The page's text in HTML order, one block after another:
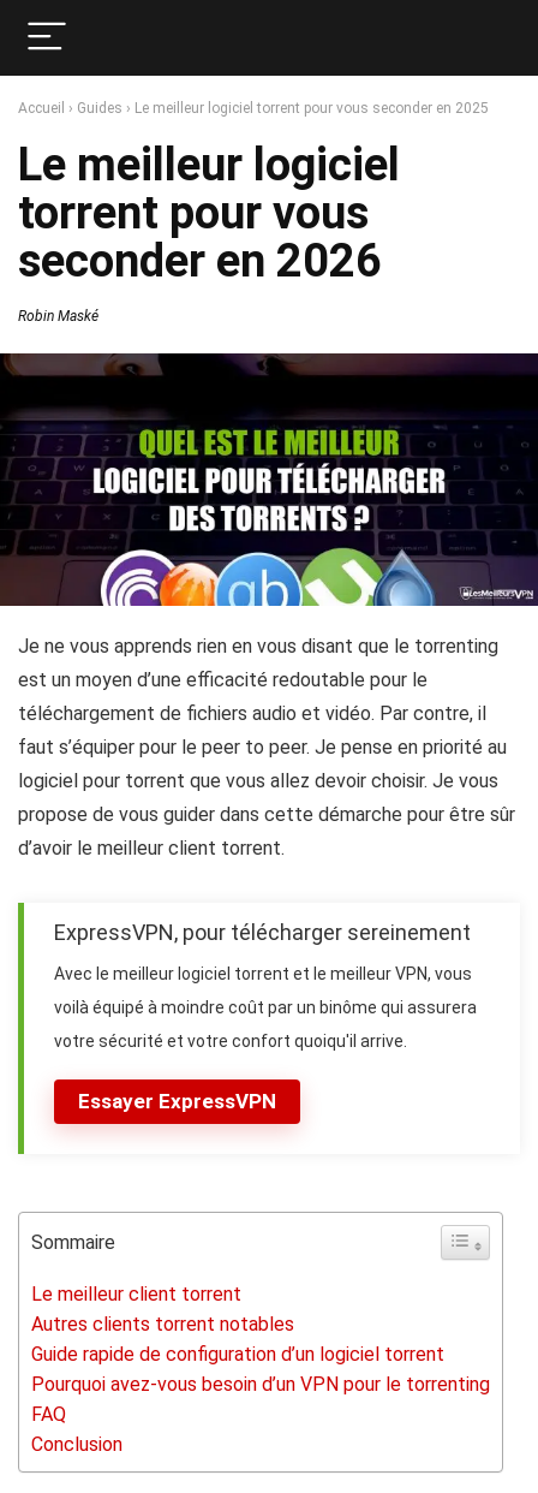
Accueil › Guides › Le meilleur logiciel torrent pour vous seconder en 2025
Le meilleur logiciel
torrent pour vous
seconder en 2026
Robin Maské
Je ne vous apprends rien en vous disant que le torrenting
est un moyen d’une efficacité redoutable pour le
téléchargement de fichiers audio et vidéo. Par contre, il
faut s’équiper pour le peer to peer. Je pense en priorité au
logiciel pour torrent que vous allez devoir choisir. Je vous
propose de vous guider dans cette démarche pour être sûr
d’avoir le meilleur client torrent.
Essayer ExpressVPN
ExpressVPN, pour télécharger sereinement
Avec le meilleur logiciel torrent et le meilleur VPN, vous
voilà équipé à moindre coût par un binôme qui assurera
votre sécurité et votre confort quoiqu'il arrive.
Sommaire
Le meilleur client torrent
Autres clients torrent notables
Guide rapide de configuration d’un logiciel torrent
Pourquoi avez-vous besoin d’un VPN pour le torrenting
FAQ
Conclusion